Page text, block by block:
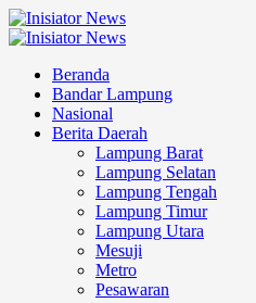
Beranda
Bandar Lampung
Nasional
Berita Daerah
Lampung Barat
Lampung Selatan
Lampung Tengah
Lampung Timur
Lampung Utara
Mesuji
Metro
Pesawaran